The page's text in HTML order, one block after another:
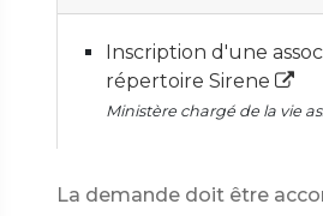
Inscription d'une
répertoire Sirene
Ministère chargé de la vie
La demande doit être